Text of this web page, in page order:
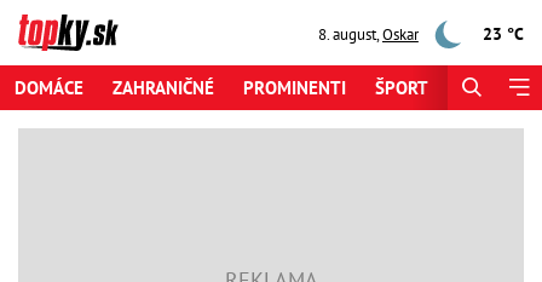
8. august,Oskar 23 °C
DOMÁCE ZAHRANIČNÉ PROMINENTI ŠPORT